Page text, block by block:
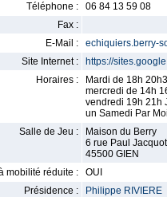
Téléphone :
06 84 13 59 08
Fax :
E-Mail :
echiquiers.berry-
Site Internet :
https://
Horaires :
Mardi de 18h
mercredi de 14h
vendredi 19h 21h
un Samedi Par
Salle de Jeu :
Maison du Berry
6 rue Paul Jacquot
45500 GIEN
mobilité réduite :
OUI
Présidence :
Philippe RIVIERE